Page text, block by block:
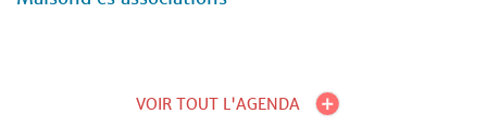
VOIR TOUT L'AGENDA